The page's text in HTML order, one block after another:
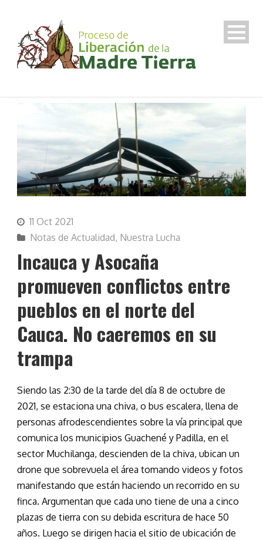
11 Oct 2021
Notas de Actualidad, Nuestra Lucha
Incauca y Asocaña
promueven conflictos entre
pueblos en el norte del
Cauca. No caeremos en su
trampa
Siendo las 2:30 de la tarde del día 8 de octubre de
2021, se estaciona una chiva, o bus escalera, llena de
personas afrodescendientes sobre la vía principal que
comunica los municipios Guachené y Padilla, en el
sector Muchilanga, descienden de la chiva, ubican un
drone que sobrevuela el área tomando videos y fotos
manifestando que están haciendo un recorrido en su
finca. Argumentan que cada uno tiene de una a cinco
plazas de tierra con su debida escritura de hace 50
años. Luego se dirigen hacia el sitio de ubicación de